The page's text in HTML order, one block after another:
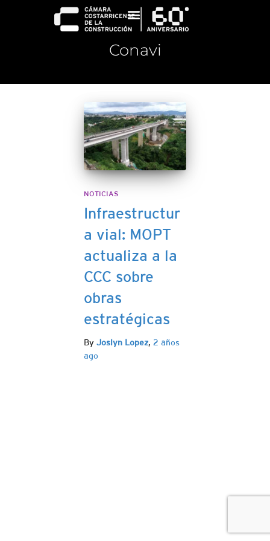
Conavi
NOTICIAS
Infraestructur
a vial: MOPT
actualiza a la
CCC sobre
obras
estratégicas
By Joslyn Lopez, 2 años
ago